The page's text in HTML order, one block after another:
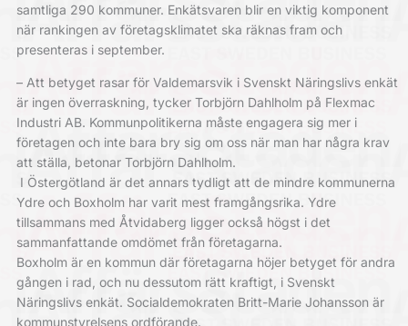
samtliga 290 kommuner. Enkätsvaren blir en viktig komponent
när rankingen av företagsklimatet ska räknas fram och
presenteras i september.
– Att betyget rasar för Valdemarsvik i Svenskt Näringslivs enkät
är ingen överraskning, tycker Torbjörn Dahlholm på Flexmac
Industri AB. Kommunpolitikerna måste engagera sig mer i
företagen och inte bara bry sig om oss när man har några krav
att ställa, betonar Torbjörn Dahlholm.
I Östergötland är det annars tydligt att de mindre kommunerna
Ydre och Boxholm har varit mest framgångsrika. Ydre
tillsammans med Åtvidaberg ligger också högst i det
sammanfattande omdömet från företagarna.
Boxholm är en kommun där företagarna höjer betyget för andra
gången i rad, och nu dessutom rätt kraftigt, i Svenskt
Näringslivs enkät. Socialdemokraten Britt-Marie Johansson är
kommunstyrelsens ordförande.